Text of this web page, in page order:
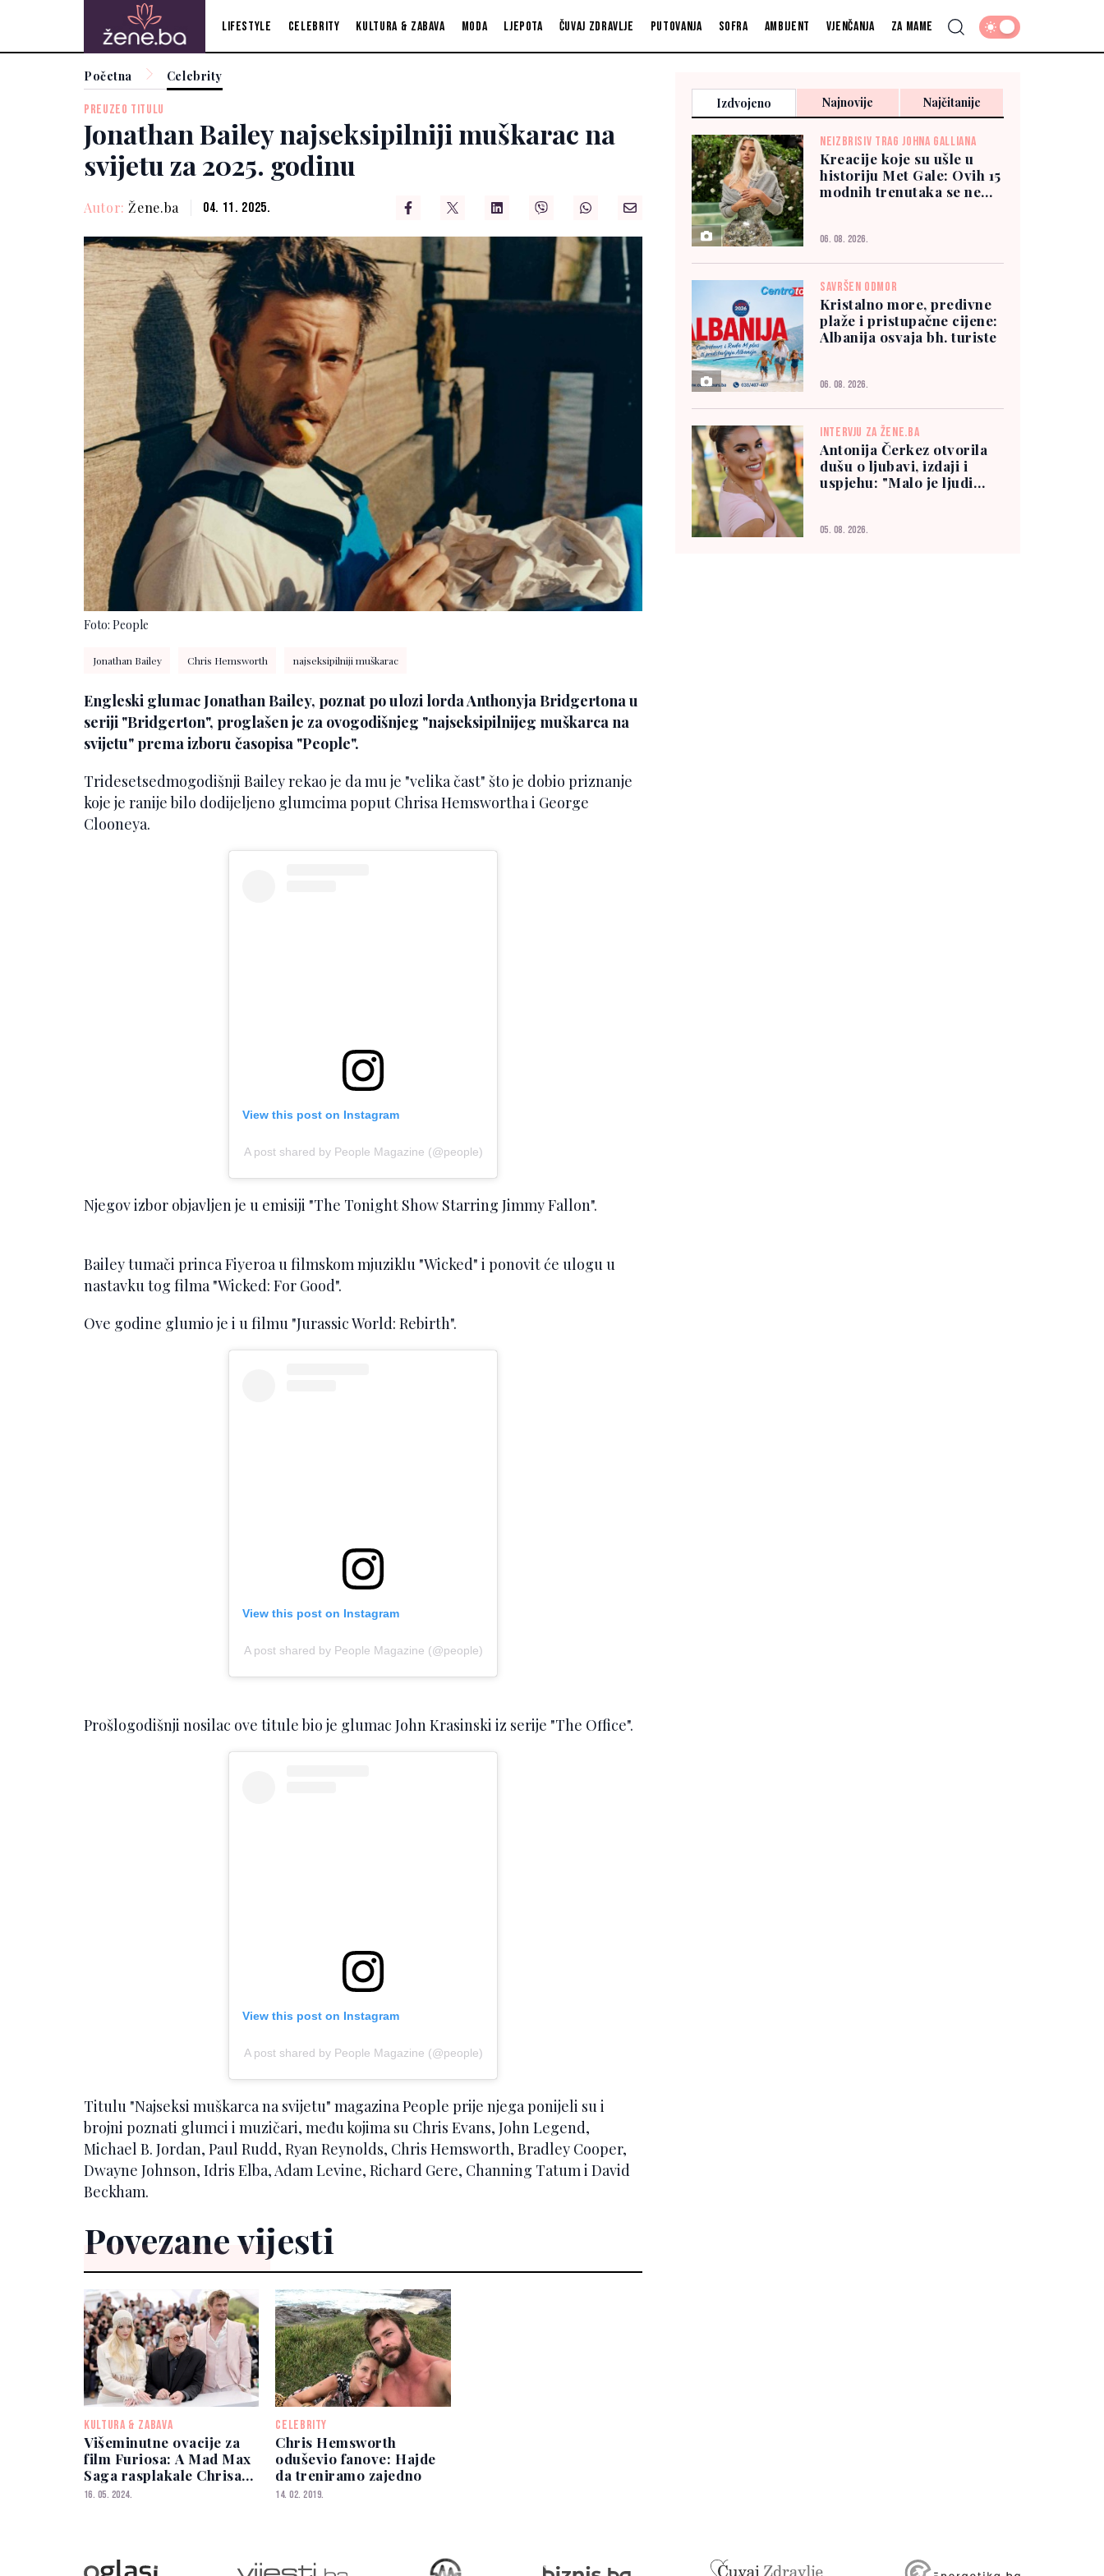
Lifestyle Celebrity Kultura & zabava Moda Ljepota Čuvaj zdravlje Putovanja Sofra Ambijent Vjenčanja Za mame
Početna Celebrity
PREUZEO TITULU
Jonathan Bailey najseksipilniji muškarac na
svijetu za 2025. godinu
Autor: Žene.ba 04. 11. 2025.
Foto: People
Jonathan Bailey Chris Hemsworth najseksipilniji muškarac
Engleski glumac Jonathan Bailey, poznat po ulozi lorda Anthonyja Bridgertona u
seriji "Bridgerton", proglašen je za ovogodišnjeg "najseksipilnijeg muškarca na
svijetu" prema izboru časopisa "People".
Tridesetsedmogodišnji Bailey rekao je da mu je "velika čast" što je dobio priznanje
koje je ranije bilo dodijeljeno glumcima poput Chrisa Hemswortha i George
Clooneya.
View this post on Instagram
A post shared by People Magazine (@people)
Njegov izbor objavljen je u emisiji "The Tonight Show Starring Jimmy Fallon".
Bailey tumači princa Fiyeroa u filmskom mjuziklu "Wicked" i ponovit će ulogu u
nastavku tog filma "Wicked: For Good".
Ove godine glumio je i u filmu "Jurassic World: Rebirth".
View this post on Instagram
A post shared by People Magazine (@people)
Prošlogodišnji nosilac ove titule bio je glumac John Krasinski iz serije "The Office".
View this post on Instagram
A post shared by People Magazine (@people)
Titulu "Najseksi muškarca na svijetu" magazina People prije njega ponijeli su i
brojni poznati glumci i muzičari, među kojima su Chris Evans, John Legend,
Michael B. Jordan, Paul Rudd, Ryan Reynolds, Chris Hemsworth, Bradley Cooper,
Dwayne Johnson, Idris Elba, Adam Levine, Richard Gere, Channing Tatum i David
Beckham.
Povezane vijesti
KULTURA & ZABAVA
Višeminutne ovacije za
film Furiosa: A Mad Max
Saga rasplakale Chrisa
Hemswortha
16. 05. 2024.
CELEBRITY
Chris Hemsworth
oduševio fanove: Hajde
da treniramo zajedno
14. 02. 2019.
Izdvojeno Najnovije Najčitanije
NEIZBRISIV TRAG JOHNA GALLIANA
Kreacije koje su ušle u
historiju Met Gale: Ovih 15
modnih trenutaka se ne
06. 08. 2026.
SAVRŠEN ODMOR
Kristalno more, predivne
plaže i pristupačne cijene:
Albanija osvaja bh. turiste
06. 08. 2026.
INTERVJU ZA ŽENE.BA
Antonija Čerkez otvorila
dušu o ljubavi, izdaji i
uspjehu: "Malo je ljudi
05. 08. 2026.